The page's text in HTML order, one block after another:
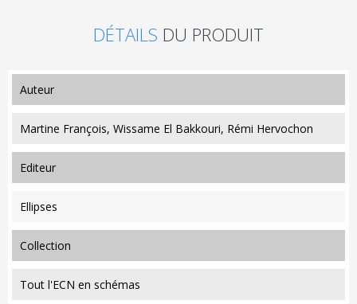
DÉTAILS DU PRODUIT
auteur
Martine François, Wissame El Bakkouri, Rémi Hervochon
editeur
Ellipses
collection
Tout l'ECN en schémas